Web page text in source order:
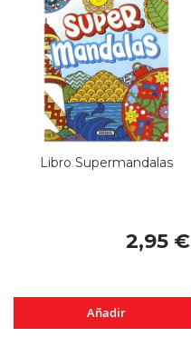
Libro Supermandalas
2,95 €
Añadir